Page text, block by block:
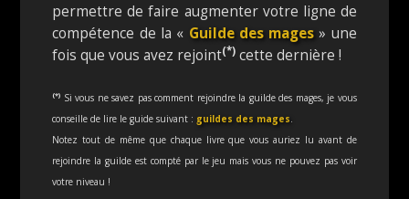
permettre de faire augmenter votre ligne de
compétence de la « Guilde des mages » une
fois que vous avez rejoint(*) cette dernière !
(*) Si vous ne savez pas comment rejoindre la guilde des mages, je vous
conseille de lire le guide suivant : guildes des mages.
Notez tout de même que chaque livre que vous auriez lu avant de
rejoindre la guilde est compté par le jeu mais vous ne pouvez pas voir
votre niveau !